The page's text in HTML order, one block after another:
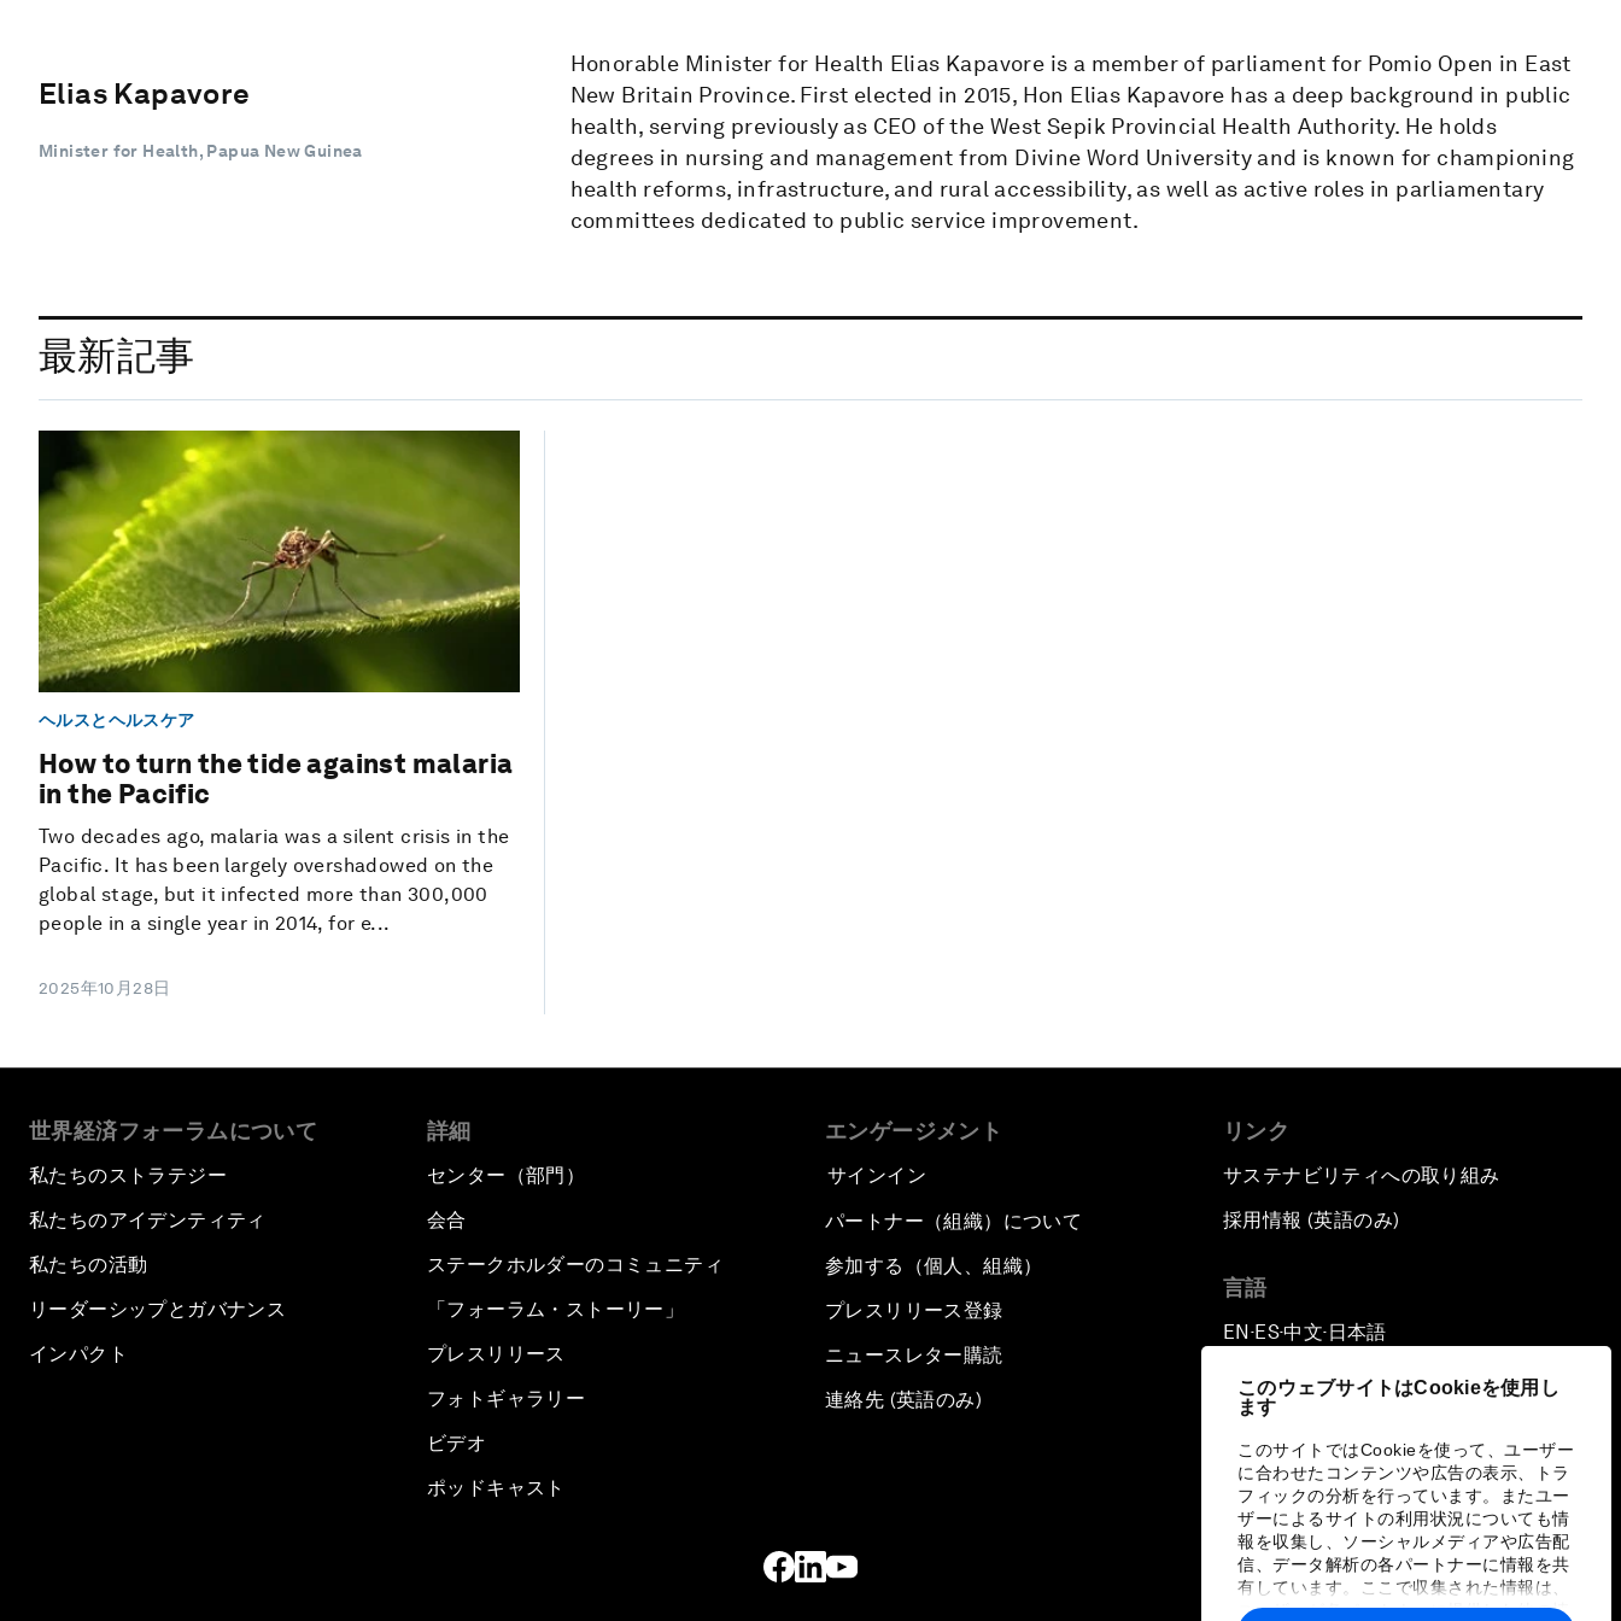
このウェブサイトはCookieを使用し
ます
このサイトではCookieを使って、ユーザー
に合わせたコンテンツや広告の表示、トラ
フィックの分析を行っています。またユー
ザーによるサイトの利用状況についても情
報を収集し、ソーシャルメディアや広告配
信、データ解析の各パートナーに情報を共
有しています。ここで収集された情報は、
ユーザーが各パートナーに提供した他の情
Elias Kapavore
Minister for Health, Papua New Guinea
Honorable Minister for Health Elias Kapavore is a member of parliament for Pomio Open in East
New Britain Province. First elected in 2015, Hon Elias Kapavore has a deep background in public
health, serving previously as CEO of the West Sepik Provincial Health Authority. He holds
degrees in nursing and management from Divine Word University and is known for championing
health reforms, infrastructure, and rural accessibility, as well as active roles in parliamentary
committees dedicated to public service improvement.
最新記事
ヘルスとヘルスケア
How to turn the tide against malaria
in the Pacific
Two decades ago, malaria was a silent crisis in the
Pacific. It has been largely overshadowed on the
global stage, but it infected more than 300,000
people in a single year in 2014, for e...
2025年10月28日
世界経済フォーラムについて
私たちのストラテジー
私たちのアイデンティティ
私たちの活動
リーダーシップとガバナンス
インパクト
詳細
センター（部門）
会合
ステークホルダーのコミュニティ
「フォーラム・ストーリー」
プレスリリース
フォトギャラリー
ビデオ
ポッドキャスト
エンゲージメント
サインイン
パートナー（組織）について
参加する（個人、組織）
プレスリリース登録
ニュースレター購読
連絡先 (英語のみ)
リンク
サステナビリティへの取り組み
採用情報 (英語のみ)
言語
EN ▪ ES▪中文▪ 日本語